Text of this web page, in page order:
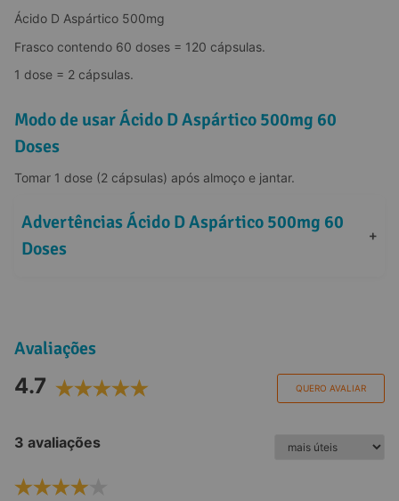
Ácido D Aspártico 500mg
Frasco contendo 60 doses = 120 cápsulas.
1 dose = 2 cápsulas.
Modo de usar Ácido D Aspártico 500mg 60
Doses
Tomar 1 dose (2 cápsulas) após almoço e jantar.
Advertências Ácido D Aspártico 500mg 60
Doses
+
Avaliações
4.7 QUERO AVALIAR
3 avaliações